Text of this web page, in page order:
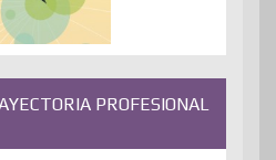
PROFESIONAL